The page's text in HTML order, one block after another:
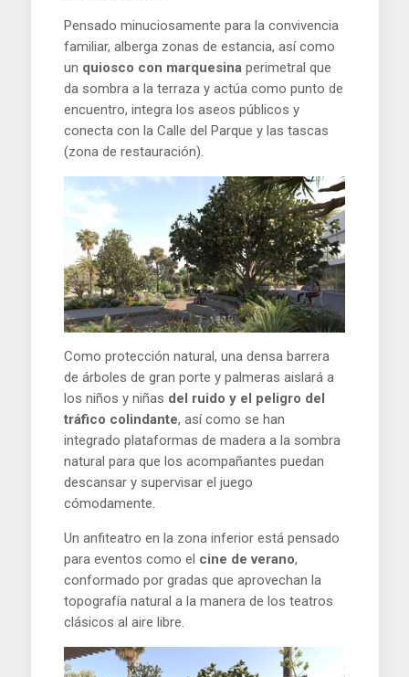
Pensado minuciosamente para la convivencia
familiar, alberga zonas de estancia, así como
un quiosco con marquesina perimetral que
da sombra a la terraza y actúa como punto de
encuentro, integra los aseos públicos y
conecta con la Calle del Parque y las tascas
(zona de restauración).
Como protección natural, una densa barrera
de árboles de gran porte y palmeras aislará a
los niños y niñas del ruido y el peligro del
tráfico colindante, así como se han
integrado plataformas de madera a la sombra
natural para que los acompañantes puedan
descansar y supervisar el juego
cómodamente.
Un anfiteatro en la zona inferior está pensado
para eventos como el cine de verano,
conformado por gradas que aprovechan la
topografía natural a la manera de los teatros
clásicos al aire libre.